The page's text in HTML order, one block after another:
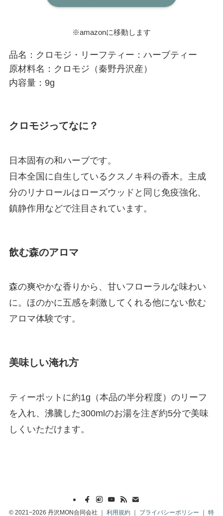
※amazonに移動します
品名：クロモジ・リーフティー：ハーブティー
原材料名：クロモジ（秦野丹沢産）
内容量：9g
クロモジってなに？
日本固有の和ハーブです。
日本全国に自生しているクスノキ科の香木。主成
分のリナロールはローズウッドと同じ免疫強化、
鎮静作用などで注目されています。
飲む森のアロマ
森の爽やかな香りから、甘いフローラルな味わい
に。ほのかに五感を刺激してくれる他にない飲む
アロマ体験です。
美味しい淹れ方
ティーポットに約1g（本品の半分程度）のリーフ
を入れ、沸騰した300mlのお湯を注ぎ約5分で美味
しくいただけます。
© 2021−2026 丹沢MON合同会社 ｜ 利用規約 ｜ プライバシーポリシー ｜ 特